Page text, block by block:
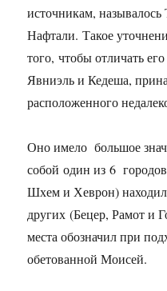
источникам,
Нафтали. Такое
того, чтобы отличать
Явниэль и Кедеша,
расположенного
Оно имело большое
собой один из 6
Шхем и Хеврон)
других (Бецер, Рамот и
места обозначил при
обетованной Моисей.